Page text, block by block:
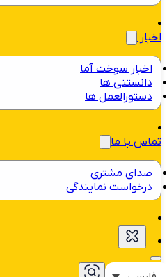
اخبار
اخبار سوخت آما
دانستنی ها
دستورالعمل ها
تماس با ما
صدای مشتری
درخواست نمایندگی